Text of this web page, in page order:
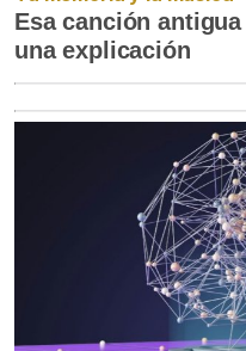
Esa canción
una explicación